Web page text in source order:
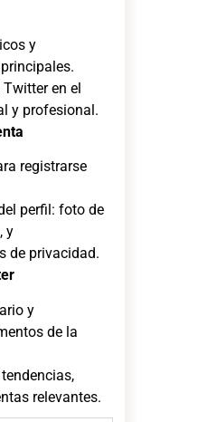
y
en el
y profesional.
registrarse
perfil: foto de
y
de privacidad.
y
de la
relevantes.